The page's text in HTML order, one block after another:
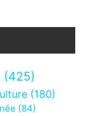
(425)
(180)
(84)